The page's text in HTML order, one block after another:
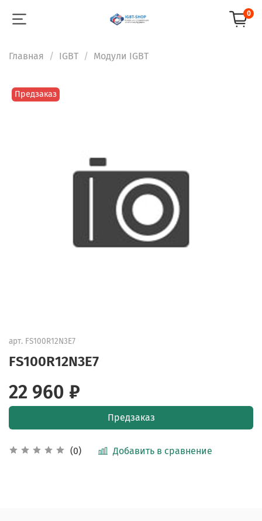
0
Главная IGBT Модули IGBT
Предзаказ
арт. FS100R12N3E7
FS100R12N3E7
(0) Добавить в сравнение
22 960 ₽
Предзаказ